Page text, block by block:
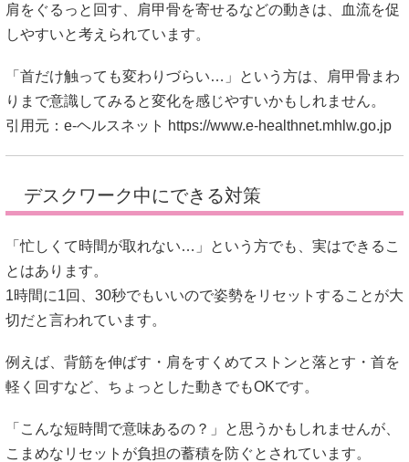
肩をぐるっと回す、肩甲骨を寄せるなどの動きは、血流を促
しやすいと考えられています。
「首だけ触っても変わりづらい…」という方は、肩甲骨まわ
りまで意識してみると変化を感じやすいかもしれません。
引用元：e-ヘルスネット https://www.e-healthnet.mhlw.go.jp
デスクワーク中にできる対策
「忙しくて時間が取れない…」という方でも、実はできるこ
とはあります。
1時間に1回、30秒でもいいので姿勢をリセットすることが大
切だと言われています。
例えば、背筋を伸ばす・肩をすくめてストンと落とす・首を
軽く回すなど、ちょっとした動きでもOKです。
「こんな短時間で意味あるの？」と思うかもしれませんが、
こまめなリセットが負担の蓄積を防ぐとされています。